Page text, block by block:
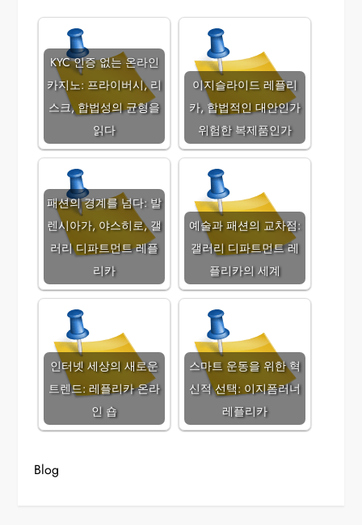
KYC 인증 없는 온라인
카지노: 프라이버시, 리
스크, 합법성의 균형을
읽다
이지슬라이드 레플리
카, 합법적인 대안인가
위험한 복제품인가
패션의 경계를 넘다: 발
렌시아가, 야스히로, 갤
러리 디파트먼트 레플
리카
예술과 패션의 교차점:
갤러리 디파트먼트 레
플리카의 세계
인터넷 세상의 새로운
트렌드: 레플리카 온라
인 숍
스마트 운동을 위한 혁
신적 선택: 이지폼러너
레플리카
Blog